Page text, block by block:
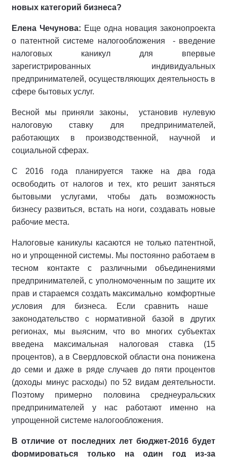
новых категорий бизнеса?
Елена Чечунова: Еще одна новация законопроекта
о патентной системе налогообложения - введение
налоговых каникул для впервые
зарегистрированных индивидуальных
предпринимателей, осуществляющих деятельность в
сфере бытовых услуг.
Весной мы приняли законы, установив нулевую
налоговую ставку для предпринимателей,
работающих в производственной, научной и
социальной сферах.
С 2016 года планируется также на два года
освободить от налогов и тех, кто решит заняться
бытовыми услугами, чтобы дать возможность
бизнесу развиться, встать на ноги, создавать новые
рабочие места.
Налоговые каникулы касаются не только патентной,
но и упрощенной системы. Мы постоянно работаем в
тесном контакте с различными объединениями
предпринимателей, с уполномоченным по защите их
прав и стараемся создать максимально комфортные
условия для бизнеса. Если сравнить наше
законодательство с нормативной базой в других
регионах, мы выясним, что во многих субъектах
введена максимальная налоговая ставка (15
процентов), а в Свердловской области она понижена
до семи и даже в ряде случаев до пяти процентов
(доходы минус расходы) по 52 видам деятельности.
Поэтому примерно половина среднеуральских
предпринимателей у нас работают именно на
упрощенной системе налогообложения.
В отличие от последних лет бюджет-2016 будет
формироваться только на один год из-за